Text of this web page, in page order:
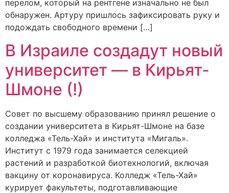
перелом, который на рентгене изначально не был
обнаружен. Артуру пришлось зафиксировать руку и
подождать свободного времени […]
В Израиле создадут новый
университет — в Кирьят-
Шмоне (!)
Совет по высшему образованию принял решение о
создании университета в Кирьят-Шмоне на базе
колледжа «Тель-Хай» и института «Мигаль».
Институт с 1979 года занимается селекцией
растений и разработкой биотехнологий, включая
вакцину от коронавируса. Колледж «Тель-Хай»
курирует факультеты, подготавливающие